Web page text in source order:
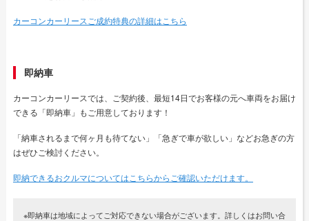
カーコンカーリースご成約特典の詳細はこちら
即納車
カーコンカーリースでは、ご契約後、最短14日でお客様の元へ車両をお届け
できる「即納車」もご用意しております！
「納車されるまで何ヶ月も待てない」「急ぎで車が欲しい」などお急ぎの方
はぜひご検討ください。
即納できるおクルマについてはこちらからご確認いただけます。
※即納車は地域によってご対応できない場合がございます。詳しくはお問い合